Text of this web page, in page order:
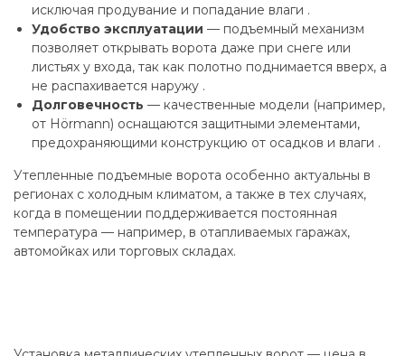
исключая продувание и попадание влаги .
Удобство эксплуатации — подъемный механизм
позволяет открывать ворота даже при снеге или
листьях у входа, так как полотно поднимается вверх, а
не распахивается наружу .
Долговечность — качественные модели (например,
от Hörmann) оснащаются защитными элементами,
предохраняющими конструкцию от осадков и влаги .
Утепленные подъемные ворота особенно актуальны в
регионах с холодным климатом, а также в тех случаях,
когда в помещении поддерживается постоянная
температура — например, в отапливаемых гаражах,
автомойках или торговых складах.